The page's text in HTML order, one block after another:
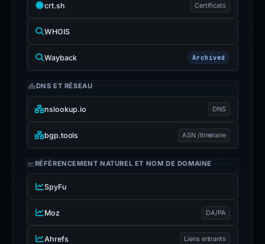
crt.sh Certificats
WHOIS
Wayback Archived
DNS ET RÉSEAU
nslookup.io DNS
bgp.tools ASN /Itinéraire
RÉFÉRENCEMENT NATUREL ET NOM DE DOMAINE
SpyFu
Moz DA/PA
Ahrefs Liens entrants